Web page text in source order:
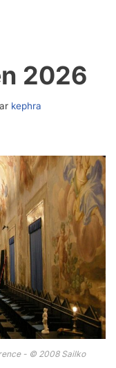
2026
kephra
- © 2008 Sailko